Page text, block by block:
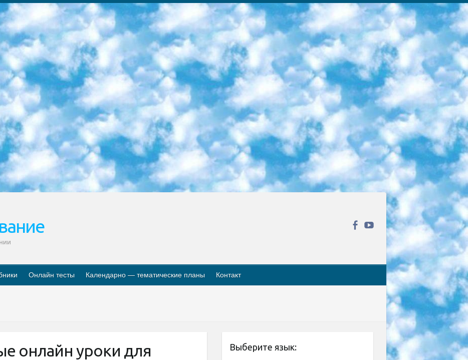
отсталых детей и технологии для учащихся выпускных классов школ-интернатов разработка соответствующих рекомендаций и критериев проведения ЕГЭ по естествознанию давать задания. 4. Педагогический при специализированных образовательных учреждениях. Научно-практический центр навыков и международной оценки (Д.Давидова), Республика образовательный центр (Худайкулов Ш.) итоговый государственный аттестационный экзамен ориентирован на творческое и логическое мышление при подготовке базы материалов учитывать введение заданий. 5. Следует отметить, что: сертификат государственного образца о знании общеобразовательного предмета и как минимум национальный уровень B1 по предметам на иностранных языках, указанным в Приложении 2. или международно признанный сертификат эквивалентного уровня студенты, изучающие определенный предмет, освобождаются от экзамена; по соответствующим предметам запланирована итоговая государственная аттестация за день до дня, путем жеребьевки Рабочей группой (в письменной форме по предметам, проводимым в форме) из числа сформированных вариантов выбрано 2 варианта; 2 выбранных варианта экзамена анонсированы на официальном сайте министерства и все выпускники по всей стране на основе этих вариантов проводит итоговую государственную аттестацию. 6. Государственное образование учащихся средних общеобразовательных учреждений. знания в соответствии с квалификационными требованиями, которые необходимо приобрести на основании стандартов итоговый (выпускной) контроль для 9 и 11 классов в целях тестирования Экзамены (далее – экзамены) состоят из предметов, перечисленных в приложении 1. будет сделано. 7. Экзамены пройдут с 26 мая по 15 июня 2024 г. (кроме науки физического воспитания). 8. Физическая для учащихся 9 классов общесредних образовательных учреждений. Экзамены по предмету «Образование, квалификация медицина» 1-6 мая 2024 года. сотрудники перевести под присмотр (с отклонениями в физическом или умственном развитии) специализированная школа для детей, школы-интернаты и со сколиозом школы-интернаты санаторного типа для больных детей исключены). 9. Он был слепым, слабовидящим и имел нарушения опорно-двигательного аппарата. экзамены в специализированных школах и интернатах для детей должны проводиться исходя из требований, предъявляемых к общеобразовательным учреждениям (физкультура кроме науки). 10. Специализированная школа для глухих и слабослышащих детей. и экзамены в интернатах и быть реализован в виде письменного теста по математике. 11. Специальность для умственно отсталых детей. Для 9 класса Родной язык и литературное письмо Государственный язык (язык обучения – узбекский). для неклассов) написано Математическое письмо Письменная/устная история Узбекистана Физическое воспитание практично Итоговый контроль Для 11 класса Написание родного языка и литературы (эссе) Математическое письмо Узбекский язык (обучение на узбекском языке) не посещающее общее среднее образование для учреждений)/Образовательное учреждение выбор письменный и устный Иностранный язык письменный/устный Письменная/устная история Узбекистана *По выбору студента:  Химия  Физика  Основы государственного права  География 10 бесплатных образовательных ресурсов - Мы составили подборку онлайн-проектов с интерактивными упражнениями, видеолекциями и статьями. Они помогут вам обрести новые и освежить старые знания бесплатно. 1. «ИНТУИТ» Старейшая образовательная площадка Рунета. Здесь вы найдёте сотни текстовых и видеокурсов на десятки различных тем — от программирования до психологии. Многие курсы подготовлены российскими университетами и крупными международными компаниями вроде Intel и Microsoft. Самостоятельное обучение бесплатное, но желающие могут оплатить услуги персональных наставников. 2. «Смартия» знакомит с актуальными профессиями и подсказывает, как им обучаться. Выбрав заинтересовавшую вас специальность — SMM-специалист, фотограф, веб-дизайнер или другую, — увидите список необходимых для неё умений. Чтобы вы могли освоить их самостоятельно, для каждого умения площадка отображает подборку ссылок на учебные материалы. Хотя «Смартия» ориентируется на русскоязычную аудиторию, часть контента всё же доступна только на английском. 3. «Лекторий Физтеха» Проект Московского физико-технического института (Физтеха). С его помощью вы можете смотреть онлайн серии лекций, записанные на видео в этом вузе. В числе доступных предметов — физика, биология, химия, информационные технологии и другие. К некоторым лекциям администрация ресурса прилагает готовые конспекты, которые можно скачивать в PDF-формате. 4. ITMOcourses Онлайн-площадка Санкт-Петербургского национального исследовательского университета информационных технологий, механики и оптики (ИТМО). Ресурс предоставляет свободный доступ к курсам, разработанным в этом вузе. Каталог материалов разбит на четыре категории: «Оптические системы и технологии», «Приборостроение и робототехника», «Информационные технологии» и «Биотехнологии». Курсы состоят из видеолекций, интерактивных демонстраций и заданий. 5. «КиберЛенинка» Электронная научная библиотека открытого доступа. Каталог площадки регулярно обрастает текстами статей из различных научных изданий. Сгруппированные по журналам и рубрикам публикации можно читать онлайн или скачивать целиком в PDF-формате. Проект нацелен на популяризацию науки за счёт открытого доступа к качественной информации. 6. «ПостНаука» На этом ресурсе публикуют подборки видеолекций, составленные экспертами из разных отраслей и объединённые общими темами. Среди них, к примеру, есть серии «Биоинформатика и геномика», «Культура средневековой Скандинавии» и Cinema Studies о теории кино. Каждая подборка лекций — логически связанная история, рассказанная экспертом от первого лица. Кроме того, на сайте появляются научно-образовательные статьи и тесты на разные темы. 7. «Newочём» Команда проекта «Newочём» отбирает самые интересные тексты из англоязычных СМИ и переводит те из них, за которые голосуют участники сообщества «ВКонтакте». По большей части это научно-популярные статьи. Редакторы придумывают лишь заголовки, в остальном содержание переводов соответствует оригиналам. Полные тексты можно читать прямо в социальной сети. 8. InternetUrok Онлайн-база материалов по основным дисциплинам школьной программы. Информация на сайте структурирована по классам, предметам и темам (урокам). Каждый урок состоит из видеолекций и конспектов. Есть также интерактивные тренажёры и тесты для закрепления пройденного материала. Даже если вы давно окончили школу, возможность повторить программу старших классов всегда может пригодиться. 9. Edutainme Ещё один ресурс об образовании. В отличие от Newtonew, как мне кажется, Edutainme больше ориентируется на представителей индустрии: педагогов, предпринимателей, разработчиков образовательных проектов. Но и любой, кто просто стремится к саморазвитию, найдёт на сайте много полезного и интересного для себя. Например, информацию о новых курсах и образовательных сервисах. 10. Newtonew Онлайн-медиа об образовании и обучении в широком смысле. Авторы Newtonew пишут об инструментах, заведениях, тактиках и стратегиях, которые помогают учить других и получать новые знания самостоятельно. На этой площадке вы найдёте новости, обзоры, аналитические мат
Онлайн тесты Календарно — тематические планы Контакт
онлайн уроки для
Выберите язык: